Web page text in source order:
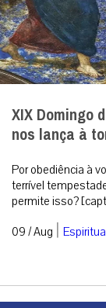
XIX Domingo
nos lança à
Por obediência à
terrível
permite isso?
09 / Aug |